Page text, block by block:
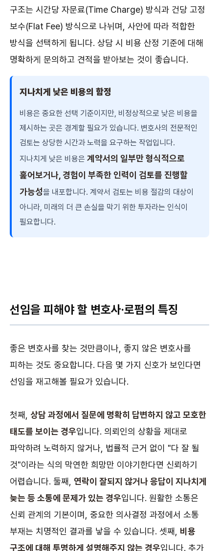
구조는 시간당 자문료(Time Charge) 방식과 건당 고정
보수(Flat Fee) 방식으로 나뉘며, 사안에 따라 적합한
방식을 선택하게 됩니다. 상담 시 비용 산정 기준에 대해
명확하게 문의하고 견적을 받아보는 것이 좋습니다.
지나치게 낮은 비용의 함정
비용은 중요한 선택 기준이지만, 비정상적으로 낮은 비용을
제시하는 곳은 경계할 필요가 있습니다. 변호사의 전문적인
검토는 상당한 시간과 노력을 요구하는 작업입니다.
지나치게 낮은 비용은 계약서의 일부만 형식적으로
훑어보거나, 경험이 부족한 인력이 검토를 진행할
가능성을 내포합니다. 계약서 검토는 비용 절감의 대상이
아니라, 미래의 더 큰 손실을 막기 위한 투자라는 인식이
필요합니다.
선임을 피해야 할 변호사·로펌의 특징
좋은 변호사를 찾는 것만큼이나, 좋지 않은 변호사를
피하는 것도 중요합니다. 다음 몇 가지 신호가 보인다면
선임을 재고해볼 필요가 있습니다.
첫째, 상담 과정에서 질문에 명확히 답변하지 않고 모호한
태도를 보이는 경우입니다. 의뢰인의 상황을 제대로
파악하려 노력하지 않거나, 법률적 근거 없이 "다 잘 될
것"이라는 식의 막연한 희망만 이야기한다면 신뢰하기
어렵습니다. 둘째, 연락이 잘되지 않거나 응답이 지나치게
늦는 등 소통에 문제가 있는 경우입니다. 원활한 소통은
신뢰 관계의 기본이며, 중요한 의사결정 과정에서 소통
부재는 치명적인 결과를 낳을 수 있습니다. 셋째, 비용
구조에 대해 투명하게 설명해주지 않는 경우입니다. 추가